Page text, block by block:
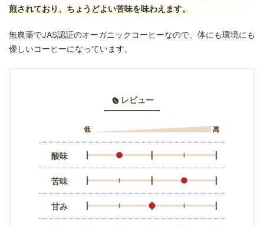
煎されており、ちょうどよい苦味を味わえます。
無農薬でJAS認証のオーガニックコーヒーなので、体にも環境にも
優しいコーヒーになっています。
レビュー
酸味
苦味
甘み